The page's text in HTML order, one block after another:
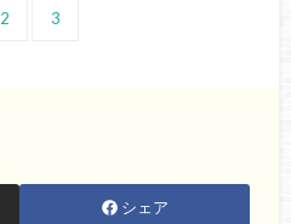
2 3
シェア